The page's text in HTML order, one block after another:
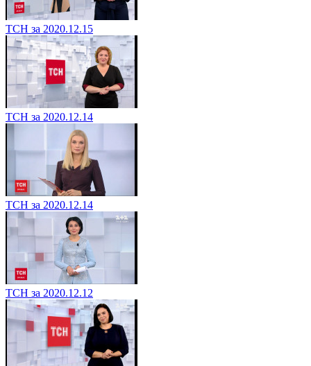
ТСН за 2020.12.15
ТСН за 2020.12.14
ТСН за 2020.12.14
ТСН за 2020.12.12